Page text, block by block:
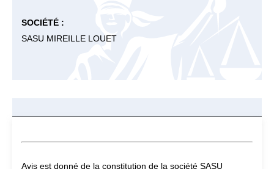
SOCIÉTÉ :
SASU MIREILLE LOUET
Avis est donné de la constitution de la société SASU